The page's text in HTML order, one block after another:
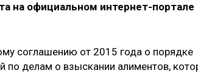
на официальном интернет-портале
соглашению от 2015 года о порядке
по делам о взыскании алиментов,